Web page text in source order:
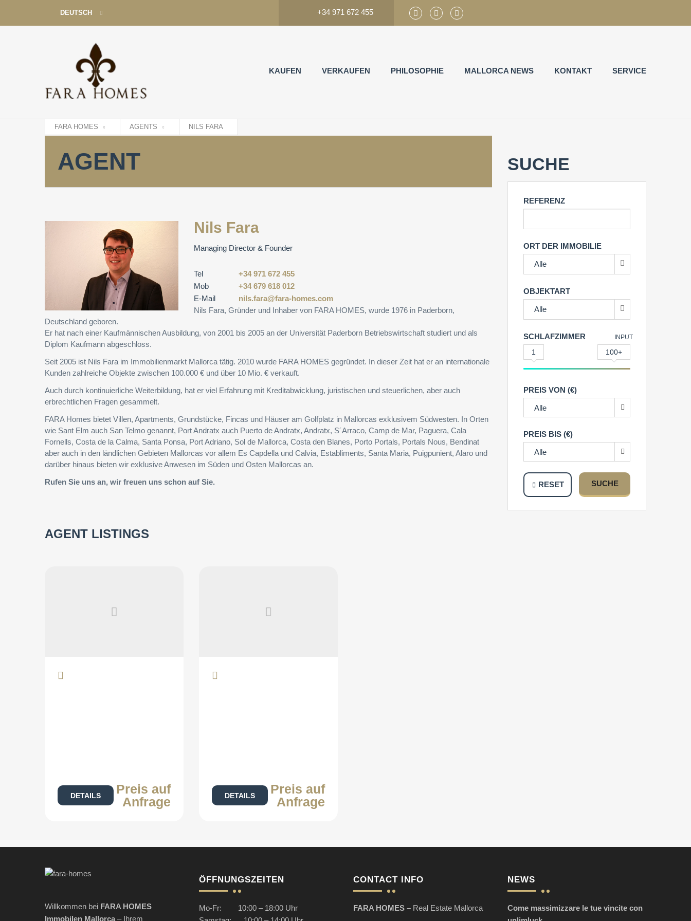
DEUTSCH
ENGLISH
ESPAÑOL
FRANÇAIS
+34 971 672 455
KAUFEN VERKAUFEN PHILOSOPHIE MALLORCA NEWS KONTAKT SERVICE
FARA HOMES AGENTS NILS FARA
AGENT
Nils Fara
Managing Director & Founder
Tel
+34 971 672 455
Mob
+34 679 618 012
E-Mail
nils.fara@fara-homes.com
Nils Fara, Gründer und Inhaber von FARA HOMES, wurde 1976 in Paderborn,
Deutschland geboren.
Er hat nach einer Kaufmännischen Ausbildung, von 2001 bis 2005 an der Universität Paderborn Betriebswirtschaft studiert und als
Diplom Kaufmann abgeschloss.
Seit 2005 ist Nils Fara im Immobilienmarkt Mallorca tätig. 2010 wurde FARA HOMES gegründet. In dieser Zeit hat er an internationale
Kunden zahlreiche Objekte zwischen 100.000 € und über 10 Mio. € verkauft.
Auch durch kontinuierliche Weiterbildung, hat er viel Erfahrung mit Kreditabwicklung, juristischen und steuerlichen, aber auch
erbrechtlichen Fragen gesammelt.
FARA Homes bietet Villen, Apartments, Grundstücke, Fincas und Häuser am Golfplatz in Mallorcas exklusivem Südwesten. In Orten
wie Sant Elm auch San Telmo genannt, Port Andratx auch Puerto de Andratx, Andratx, S´Arraco, Camp de Mar, Paguera, Cala
Fornells, Costa de la Calma, Santa Ponsa, Port Adriano, Sol de Mallorca, Costa den Blanes, Porto Portals, Portals Nous, Bendinat
aber auch in den ländlichen Gebieten Mallorcas vor allem Es Capdella und Calvia, Establiments, Santa Maria, Puigpunient, Alaro und
darüber hinaus bieten wir exklusive Anwesen im Süden und Osten Mallorcas an.
Rufen Sie uns an, wir freuen uns schon auf Sie.
AGENT LISTINGS
DETAILS
Preis auf
Anfrage
DETAILS
Preis auf
Anfrage
SUCHE
REFERENZ
ORT DER IMMOBILIE
Alle
OBJEKTART
Alle
SCHLAFZIMMER INPUT
1 100+
PREIS VON (€)
Alle
PREIS BIS (€)
Alle
RESET SUCHE
Willkommen bei FARA HOMES
Immobilen Mallorca – Ihrem
ÖFFNUNGSZEITEN
Mo-Fr: 10:00 – 18:00 Uhr
CONTACT INFO
FARA HOMES – Real Estate Mallorca
NEWS
Come massimizzare le tue vincite con